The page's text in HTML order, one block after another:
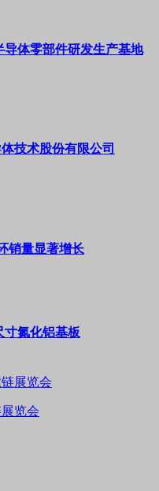
导体零部件研发生产基地
技术股份有限公司
销量显著增长
寸氮化铝基板
览会